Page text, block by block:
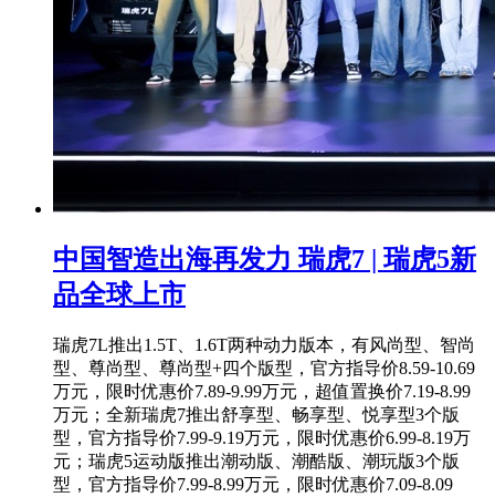
中国智造出海再发力 瑞虎7 | 瑞虎5新
品全球上市
瑞虎7L推出1.5T、1.6T两种动力版本，有风尚型、智尚
型、尊尚型、尊尚型+四个版型，官方指导价8.59-10.69
万元，限时优惠价7.89-9.99万元，超值置换价7.19-8.99
万元；全新瑞虎7推出舒享型、畅享型、悦享型3个版
型，官方指导价7.99-9.19万元，限时优惠价6.99-8.19万
元；瑞虎5运动版推出潮动版、潮酷版、潮玩版3个版
型，官方指导价7.99-8.99万元，限时优惠价7.09-8.09